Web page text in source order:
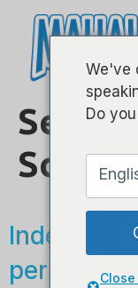
Serie
We've
Do